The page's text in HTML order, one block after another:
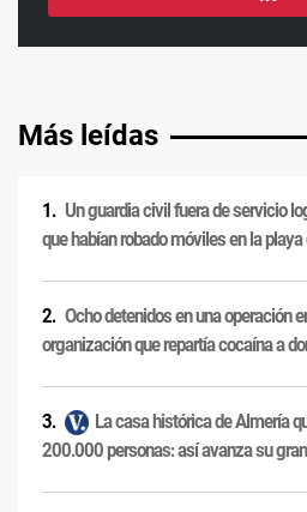
Más leídas
Un guardia civil fuera de servicio
que habían robado móviles en la playa
Ocho detenidos en una operación
organización que repartía cocaína a
La casa histórica de Almería
200.000 personas: así avanza su